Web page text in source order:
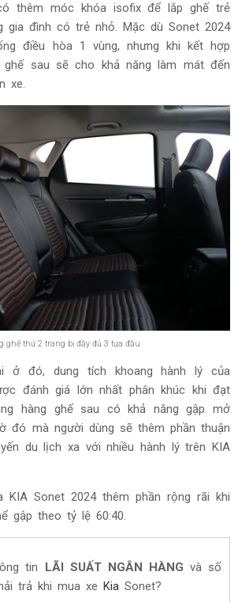
thêm móc khóa isofix để lắp ghế trẻ
gia đình có trẻ nhỏ. Mặc dù Sonet 2024
điều hòa 1 vùng, nhưng khi kết hợp
sau sẽ cho khả năng làm mát đến
xe.
ghế thứ 2 trang bị đầy đủ 3 tựa đầu
ở đó, dung tích khoang hành lý của
đánh giá lớn nhất phân khúc khi đạt
hàng ghế sau có khả năng gập mở
đó mà người dùng sẽ thêm phần thuận
du lịch xa với nhiều hành lý trên KIA
KIA Sonet 2024 thêm phần rộng rãi khi
gập theo tỷ lệ 60:40.
tin LÃI SUẤT NGÂN HÀNG và số
trả khi mua xe Kia Sonet?